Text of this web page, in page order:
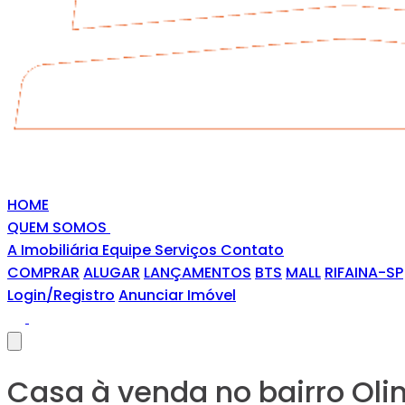
HOME
QUEM SOMOS
A Imobiliária Equipe Serviços Contato
COMPRAR ALUGAR LANÇAMENTOS BTS MALL RIFAINA-SP
Login/Registro Anunciar Imóvel
Casa à venda no bairro